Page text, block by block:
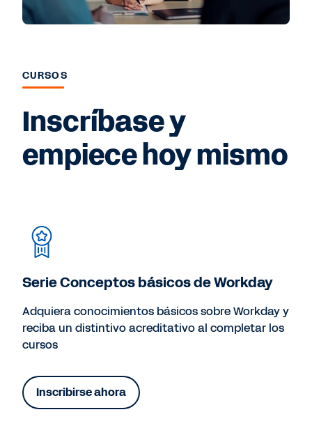
CURSOS
Inscríbase y
empiece hoy mismo
Serie Conceptos básicos de Workday
Adquiera conocimientos básicos sobre Workday y
reciba un distintivo acreditativo al completar los
cursos
Inscribirse ahora